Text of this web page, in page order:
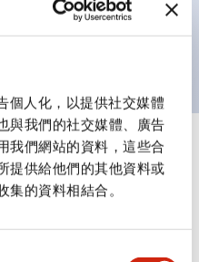
個人化，以提供社交媒體
與我們的社交媒體、廣告
我們網站的資料，這些合
提供給他們的其他資料或
集的資料相結合。
彈子鎖結構
顯示全部